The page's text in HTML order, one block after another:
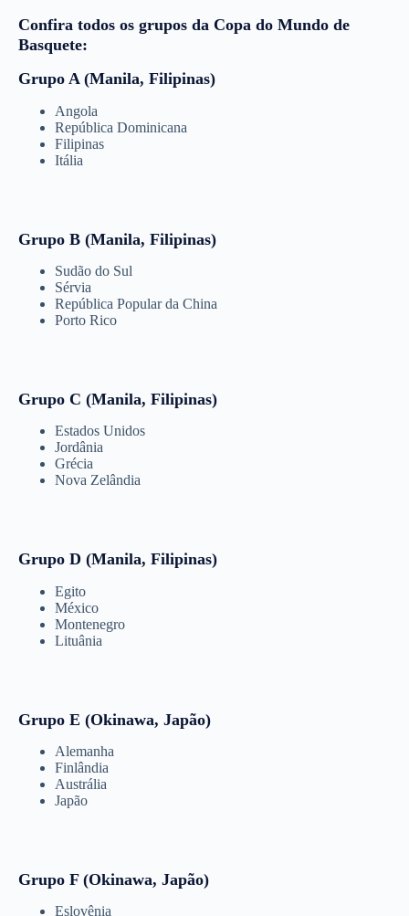
Confira todos os grupos da Copa do Mundo de
Basquete:
Grupo A (Manila, Filipinas)
Angola
República Dominicana
Filipinas
Itália
Grupo B (Manila, Filipinas)
Sudão do Sul
Sérvia
República Popular da China
Porto Rico
Grupo C (Manila, Filipinas)
Estados Unidos
Jordânia
Grécia
Nova Zelândia
Grupo D (Manila, Filipinas)
Egito
México
Montenegro
Lituânia
Grupo E (Okinawa, Japão)
Alemanha
Finlândia
Austrália
Japão
Grupo F (Okinawa, Japão)
Eslovênia